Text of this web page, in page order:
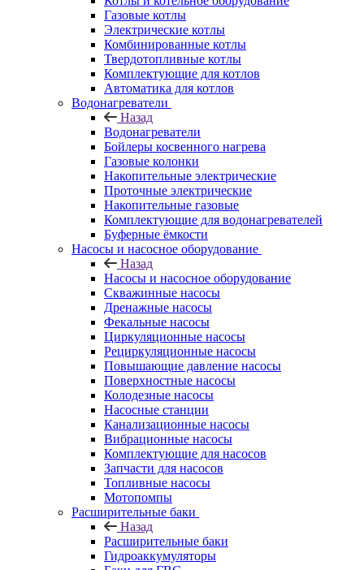
Газовые котлы
Электрические котлы
Комбинированные котлы
Твердотопливные котлы
Комплектующие для котлов
Автоматика для котлов
Водонагреватели
Назад
Водонагреватели
Бойлеры косвенного нагрева
Газовые колонки
Накопительные электрические
Проточные электрические
Накопительные газовые
Комплектующие для водонагревателей
Буферные ёмкости
Насосы и насосное оборудование
Назад
Насосы и насосное оборудование
Скважинные насосы
Дренажные насосы
Фекальные насосы
Циркуляционные насосы
Рециркуляционные насосы
Повышающие давление насосы
Поверхностные насосы
Колодезные насосы
Насосные станции
Канализационные насосы
Вибрационные насосы
Комплектующие для насосов
Запчасти для насосов
Топливные насосы
Мотопомпы
Расширительные баки
Назад
Расширительные баки
Гидроаккумуляторы